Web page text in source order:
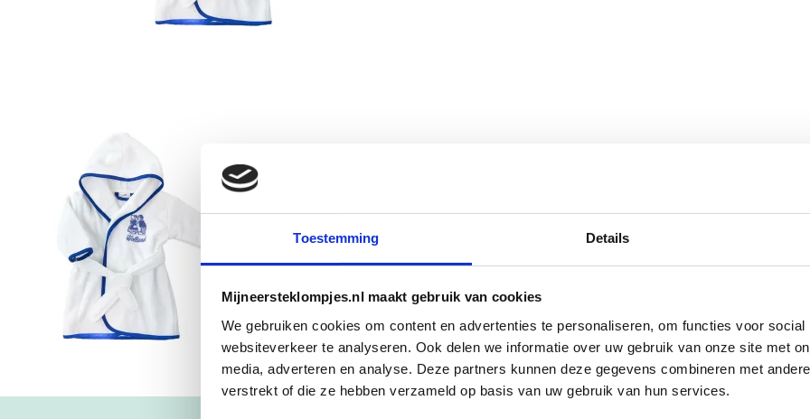
Toestemming Details
Mijneersteklompjes.nl maakt gebruik van cookies
We gebruiken cookies om content en advertenties te personaliseren, om functies voor
websiteverkeer te analyseren. Ook delen we informatie over uw gebruik van onze site met
media, adverteren en analyse. Deze partners kunnen deze gegevens combineren met
verstrekt of die ze hebben verzameld op basis van uw gebruik van hun services.